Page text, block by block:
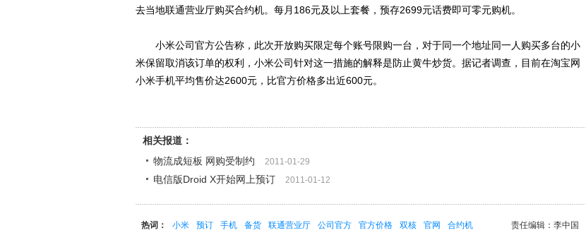
去当地联通营业厅购买合约机。每月186元及以上套餐，预存2699元话费即可零元购机。
小米公司官方公告称，此次开放购买限定每个账号限购一台，对于同一个地址同一人购买多台的小
米保留取消该订单的权利，小米公司针对这一措施的解释是防止黄牛炒货。据记者调查，目前在淘宝网
小米手机平均售价达2600元，比官方价格多出近600元。
相关报道：
物流成短板 网购受制约
2011-01-29
电信版Droid X开始网上预订 2011-01-12
责任编辑：李中国
热词： 小米 预订 手机 备货 联通营业厅 公司官方 官方价格 双核 官网 合约机